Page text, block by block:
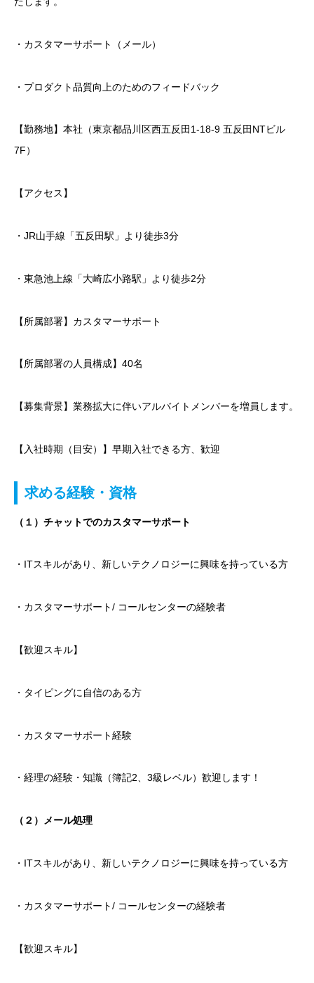
・カスタマーサポート（メール）
・プロダクト品質向上のためのフィードバック
【勤務地】本社（東京都品川区西五反田1-18-9 五反田NTビル
7F）
【アクセス】
・JR山手線「五反田駅」より徒歩3分
・東急池上線「大崎広小路駅」より徒歩2分
【所属部署】カスタマーサポート
【所属部署の人員構成】40名
【募集背景】業務拡大に伴いアルバイトメンバーを増員します。
【入社時期（目安）】早期入社できる方、歓迎
求める経験・資格
（１）チャットでのカスタマーサポート
・ITスキルがあり、新しいテクノロジーに興味を持っている方
・カスタマーサポート/ コールセンターの経験者
【歓迎スキル】
・タイピングに自信のある方
・カスタマーサポート経験
・経理の経験・知識（簿記2、3級レベル）歓迎します！
（２）メール処理
・ITスキルがあり、新しいテクノロジーに興味を持っている方
・カスタマーサポート/ コールセンターの経験者
【歓迎スキル】